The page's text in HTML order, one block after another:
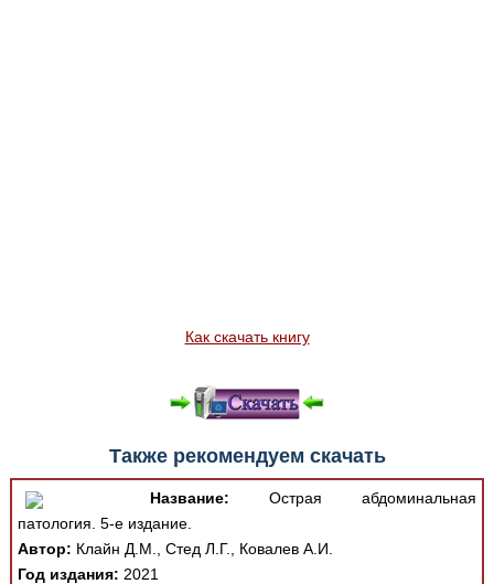
Как скачать книгу
Также рекомендуем скачать
Название: Острая абдоминальная
патология. 5-е издание.
Автор: Клайн Д.М., Стед Л.Г., Ковалев А.И.
Год издания: 2021